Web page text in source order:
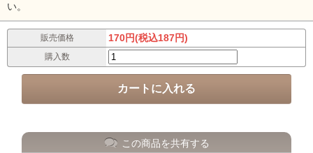
い。
販売価格 170円(税込187円)
購入数
この商品を共有する